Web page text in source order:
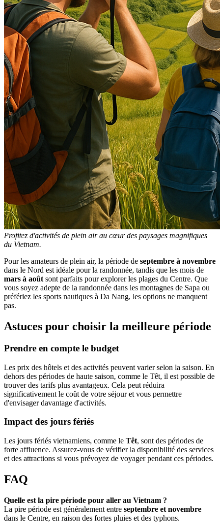
Profitez d'activités de plein air au cœur des paysages magnifiques
du Vietnam.
Pour les amateurs de plein air, la période de septembre à novembre
dans le Nord est idéale pour la randonnée, tandis que les mois de
mars à août sont parfaits pour explorer les plages du Centre. Que
vous soyez adepte de la randonnée dans les montagnes de Sapa ou
préfériez les sports nautiques à Da Nang, les options ne manquent
pas.
Astuces pour choisir la meilleure période
Prendre en compte le budget
Les prix des hôtels et des activités peuvent varier selon la saison. En
dehors des périodes de haute saison, comme le Têt, il est possible de
trouver des tarifs plus avantageux. Cela peut réduira
significativement le coût de votre séjour et vous permettre
d'envisager davantage d'activités.
Impact des jours fériés
Les jours fériés vietnamiens, comme le Têt, sont des périodes de
forte affluence. Assurez-vous de vérifier la disponibilité des services
et des attractions si vous prévoyez de voyager pendant ces périodes.
FAQ
Quelle est la pire période pour aller au Vietnam ?
La pire période est généralement entre septembre et novembre
dans le Centre, en raison des fortes pluies et des typhons.